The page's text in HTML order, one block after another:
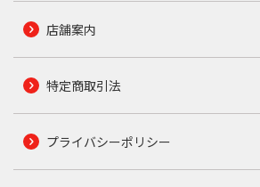
店舗案内
特定商取引法
プライバシーポリシー